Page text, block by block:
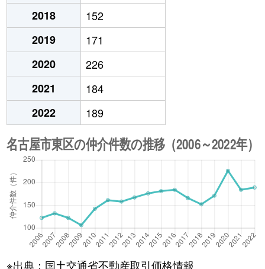
2018
152
2019
171
2020
226
2021
184
2022
189
※出典：国土交通省不動産取引価格情報